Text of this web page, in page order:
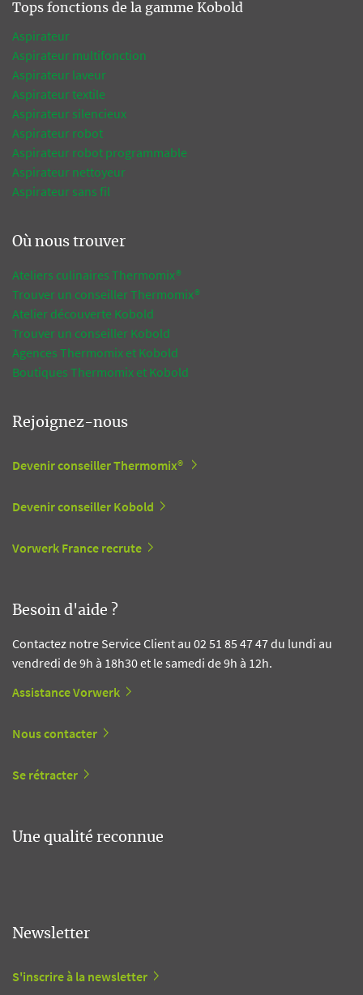
Tops fonctions de la gamme Kobold
Aspirateur
Aspirateur multifonction
Aspirateur laveur
Aspirateur textile
Aspirateur silencieux
Aspirateur robot
Aspirateur robot programmable
Aspirateur nettoyeur
Aspirateur sans fil
Où nous trouver
Ateliers culinaires Thermomix®
Trouver un conseiller Thermomix®
Atelier découverte Kobold
Trouver un conseiller Kobold
Agences Thermomix et Kobold
Boutiques Thermomix et Kobold
Rejoignez-nous
Devenir conseiller Thermomix®
Devenir conseiller Kobold
Vorwerk France recrute
Besoin d'aide ?
Contactez notre Service Client au 02 51 85 47 47 du lundi au
vendredi de 9h à 18h30 et le samedi de 9h à 12h.
Assistance Vorwerk
Nous contacter
Se rétracter
Une qualité reconnue
Newsletter
S'inscrire à la newsletter